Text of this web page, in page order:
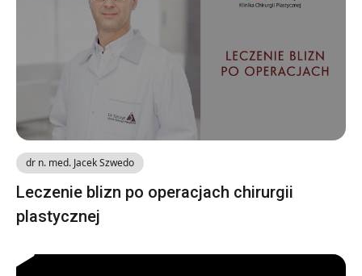
dr n. med. Jacek Szwedo
Leczenie blizn po operacjach chirurgii
plastycznej